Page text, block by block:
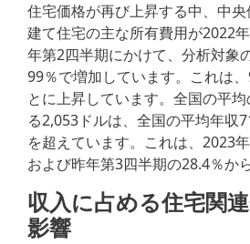
住宅価格が再び上昇する中、中
建て住宅の主な所有費用が2022
年第2四半期にかけて、分析対象
99％で増加しています。これは
とに上昇しています。全国の平
る2,053ドルは、全国の平均年収
を超えています。これは、2023
および昨年第3四半期の28.4％か
収入に占める住宅関
影響